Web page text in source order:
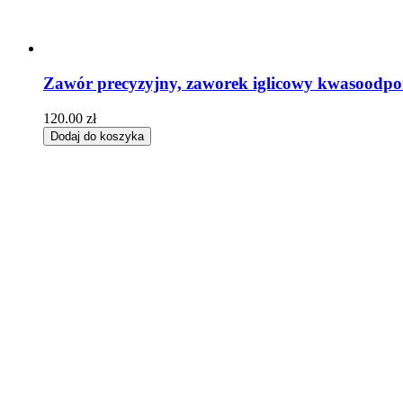
Zawór precyzyjny, zaworek iglicowy
120.00 zł
Dodaj do koszyka